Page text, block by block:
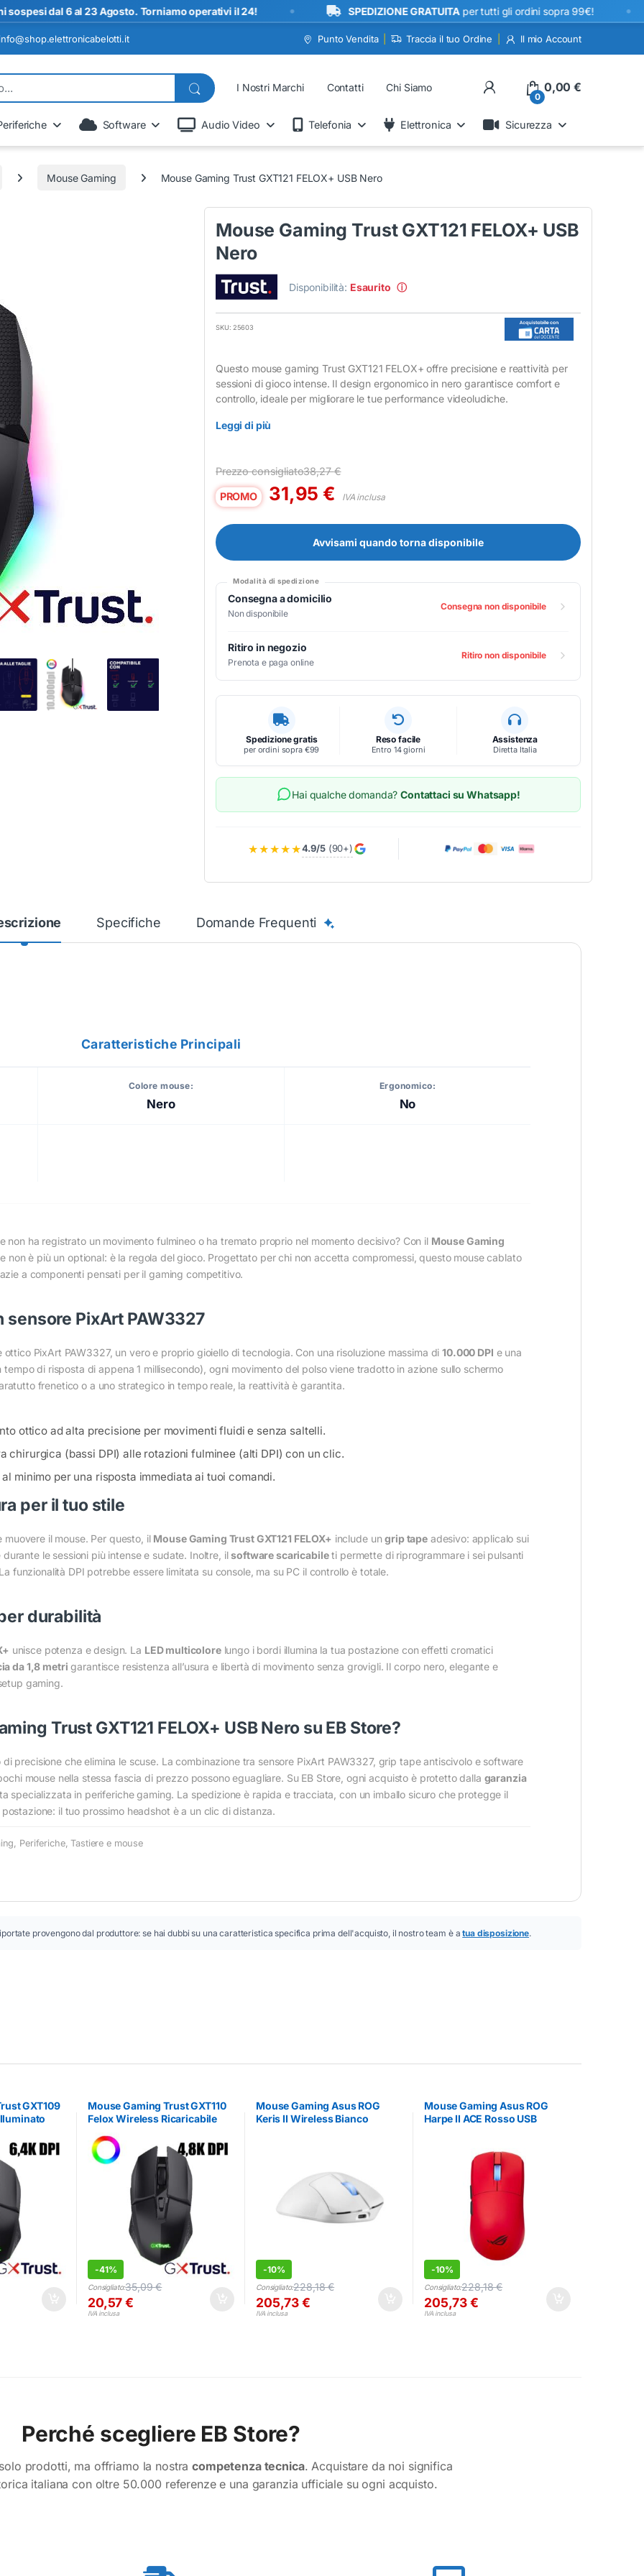
dal 6 al 23 Agosto. Torniamo operativi il 24! • SPEDIZIONE GRATUITAper tutti gli ordini sopra 99€! •
Punto Vendita Traccia il tuo Ordine Il mio Account
I Nostri Marchi Contatti Chi Siamo My Account
0
0,00€
Software Audio Video Telefonia Elettronica Sicurezza
Mouse Gaming Mouse Gaming Trust GXT121 FELOX+ USB Nero
Mouse Gaming Trust GXT121 FELOX+ USB
Nero
Disponibilità: Esaurito ⓘ
SKU: 25603
Questo mouse gaming Trust GXT121 FELOX+ offre precisione e reattività per
sessioni di gioco intense. Il design ergonomico in nero garantisce comfort e
controllo, ideale per migliorare le tue performance videoludiche.
Leggi di più
Prezzo consigliato38,27€
PROMO 31,95€ IVA inclusa
Avvisami quando torna disponibile
Conferma
Modalità di spedizione
Consegna a domicilio
Non disponibile
Consegna non disponibile
Ritiro in negozio
Prenota e paga online
Ritiro non disponibile
Spedizione gratis
per ordini sopra €99
Reso facile
Entro 14 giorni
Assistenza
Diretta Italia
Hai qualche domanda?Contattaci su Whatsapp!
★★★★★4.9/5(90+)
Specifiche Domande Frequenti
Caratteristiche Principali
Colore mouse:
Nero
Ergonomico:
No
non ha registrato un movimento fulmineo o ha tremato proprio nel momento decisivo? Con il Mouse Gaming
non è più un optional: è la regola del gioco. Progettato per chi non accetta compromessi, questo mouse cablato
a componenti pensati per il gaming competitivo.
PixArt PAW3327
ottico PixArt PAW3327, un vero e proprio gioiello di tecnologia. Con una risoluzione massima di10.000 DPI e una
di risposta di appena 1 millisecondo), ogni movimento del polso viene tradotto in azione sullo schermo
frenetico o a uno strategico in tempo reale, la reattività è garantita.
ottico ad alta precisione per movimenti fluidi e senza saltelli.
chirurgica (bassi DPI) alle rotazioni fulminee (alti DPI) con un clic.
minimo per una risposta immediata ai tuoi comandi.
per il tuo stile
il mouse. Per questo, il Mouse Gaming Trust GXT121 FELOX+ include ungrip tapeadesivo: applicalo sui
le sessioni più intense e sudate. Inoltre, ilsoftware scaricabileti permette di riprogrammare i sei pulsanti
funzionalità DPI potrebbe essere limitata su console, ma su PC il controllo è totale.
durabilità
unisce potenza e design. La LED multicolorelungo i bordi illumina la tua postazione con effetti cromatici
da 1,8 metri garantisce resistenza all’usura e libertà di movimento senza grovigli. Il corpo nero, elegante e
gaming.
Trust GXT121 FELOX+ USB Nero su EB Store?
precisione che elimina le scuse. La combinazione tra sensore PixArt PAW3327, grip tape antiscivolo e software
mouse nella stessa fascia di prezzo possono eguagliare. Su EB Store, ogni acquisto è protetto dalla garanzia
specializzata in periferiche gaming. La spedizione è rapida e tracciata, con un imballo sicuro che protegge il
il tuo prossimo headshot è a un clic di distanza.
Periferiche,Tastiere e mouse
provengono dal produttore: se hai dubbi su una caratteristica specifica prima dell'acquisto, il nostro team è atua disposizione.
GXT109
Mouse Gaming Trust GXT110
Felox Wireless Ricaricabile
-41%
Consigliato:35,09€
20,57€
IVA inclusa
Mouse Gaming Asus ROG
Keris II Wireless Bianco
-10%
Consigliato:228,18€
205,73€
IVA inclusa
Mouse Gaming Asus ROG
Harpe II ACE Rosso USB
-10%
Consigliato:228,18€
205,73€
IVA inclusa
Perché scegliere EB Store?
prodotti, ma offriamo la nostracompetenza tecnica. Acquistare da noi significa
italiana con oltre 50.000 referenze e una garanzia ufficiale su ogni acquisto.
Conferma